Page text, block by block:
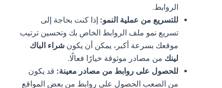
الروابط.
للتسريع من عملية النمو:إذا كنت بحاجة إلى
تسريع نمو ملف الروابط الخاص بك وتحسين ترتيب
موقعك بسرعة أكبر، يمكن أن يكونشراء الباك
لينكمن مصادر موثوقة خيارًا فعالًا.
للحصول على روابط من مصادر معينة:قد يكون
من الصعب الحصول على روابط من بعض المواقع